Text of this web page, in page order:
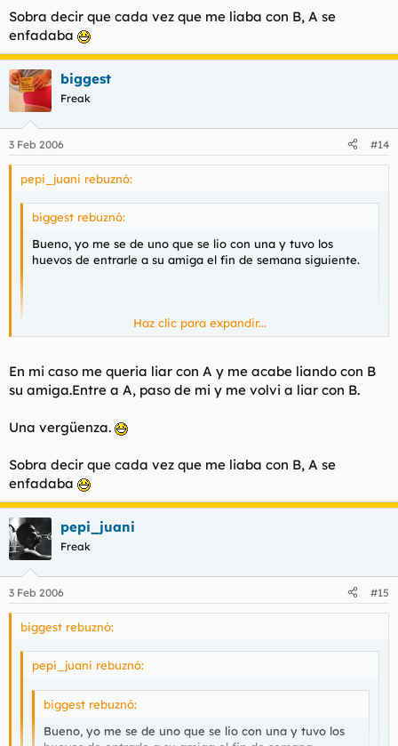
estos es lo que yo pido :x
Sobra decir que cada vez que me liaba con B, A se
enfadaba
biggest
Freak
3 Feb 2006 #14
pepi_juani rebuznó:
biggest rebuznó:
Bueno, yo me se de uno que se lio con una y tuvo los
huevos de entrarle a su amiga el fin de semana siguiente.
Haz clic para expandir...
Una vez me pinché a una que tenía novio, un par de dias
después salió con el novio y me lié con una amiga, el finde
primera. Yo era ya como la mascota del grupo, al final pasé del
estos es lo que yo pido :x
Haz clic para expandir...
En mi caso me queria liar con A y me acabe liando con B
su amiga.Entre a A, paso de mi y me volvi a liar con B.
Una vergüenza.
Sobra decir que cada vez que me liaba con B, A se
enfadaba
pepi_juani
Freak
3 Feb 2006 #15
biggest rebuznó:
pepi_juani rebuznó:
biggest rebuznó:
Bueno, yo me se de uno que se lio con una y tuvo los